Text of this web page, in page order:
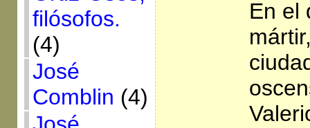
filósofos.
(4)
José
Comblin (4)
En el